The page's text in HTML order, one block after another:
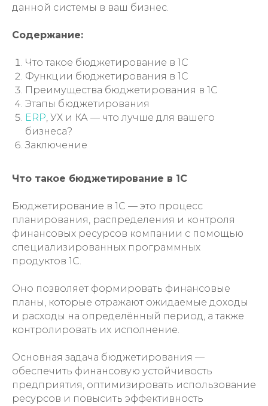
данной системы в ваш бизнес.
Содержание:
Что такое бюджетирование в 1С
Функции бюджетирования в 1С
Преимущества бюджетирования в 1С
Этапы бюджетирования
ERP, УХ и КА — что лучше для вашего
бизнеса?
Заключение
Что такое бюджетирование в 1С
Бюджетирование в 1С — это процесс
планирования, распределения и контроля
финансовых ресурсов компании с помощью
специализированных программных
продуктов 1С.
Оно позволяет формировать финансовые
планы, которые отражают ожидаемые доходы
и расходы на определённый период, а также
контролировать их исполнение.
Основная задача бюджетирования —
обеспечить финансовую устойчивость
предприятия, оптимизировать использование
ресурсов и повысить эффективность